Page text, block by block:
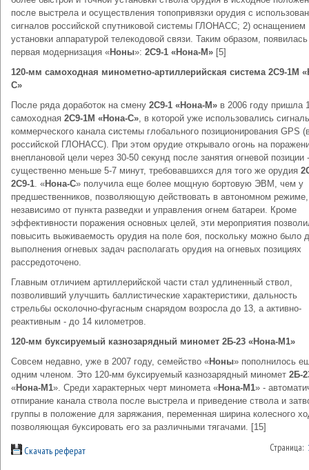
после выстрела и осуществления топопривязки орудия с
сигналов российской спутниковой системы ГЛОНАСС; 2) оснащением
установки аппаратурой телекодовой связи. Таким образом, появилась
первая модернизация «Ноны»: 2С9-1 «Нона-М» [5]
120-мм самоходная минометно-артиллерийская система 2С9-1М
С»
После ряда доработок на смену 2С9-1 «Нона-М» в 2006 году пришла
самоходная 2С9-1М «Нона-С», в которой уже использовались
коммерческого канала системы глобального позиционирования GPS
российской ГЛОНАСС). При этом орудие открывало огонь на
внеплановой цели через 30-50 секунд после занятия огневой позиции -
существенно меньше 5-7 минут, требовавшихся для того же орудия
2С9-1. «Нона-С» получила еще более мощную бортовую ЭВМ, чем у
предшественников, позволяющую действовать в автономном режиме,
независимо от пункта разведки и управления огнем батареи. Кроме
эффективности поражения основных целей, эти мероприятия
повысить выживаемость орудия на поле боя, поскольку можно было
выполнения огневых задач располагать орудия на огневых позициях
рассредоточено.
Главным отличием артиллерийской части стал удлиненный ствол,
позволивший улучшить баллистические характеристики, дальность
стрельбы осколочно-фугасным снарядом возросла до 13, а активно-
реактивным - до 14 километров.
120-мм буксируемый казнозарядный миномет 2Б-23 «Нона-М1»
Совсем недавно, уже в 2007 году, семейство «Ноны» пополнилось
одним членом. Это 120-мм буксируемый казнозарядный миномет 2Б-
«Нона-М1». Среди характерных черт миномета «Нона-М1» -
отпирание канала ствола после выстрела и приведение ствола и
группы в положение для заряжания, переменная ширина колесного
позволяющая буксировать его за различными тягачами. [15]
Скачать реферат Страница: